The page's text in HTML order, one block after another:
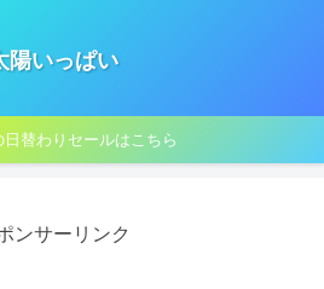
陽いっぱい
替わりセールはこちら
ンサーリンク